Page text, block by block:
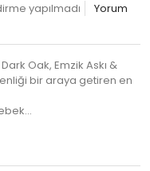
yapılmadı
Yorum
Oak, Emzik Askı &
bir araya getiren en